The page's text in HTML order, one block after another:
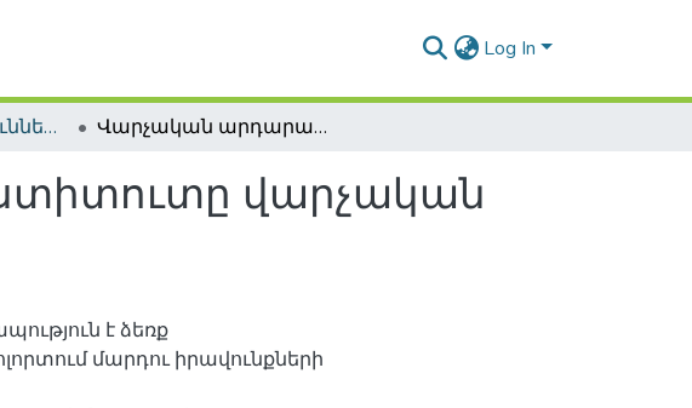
Log In
Ատենախոսություններ և սեղմագրեր / Theses & Abstracts Վարչական արդարադատության ինստիտուտը վարչական իրավունքի համակարգում
վարչական
է ձեռք
մարդու իրավունքների